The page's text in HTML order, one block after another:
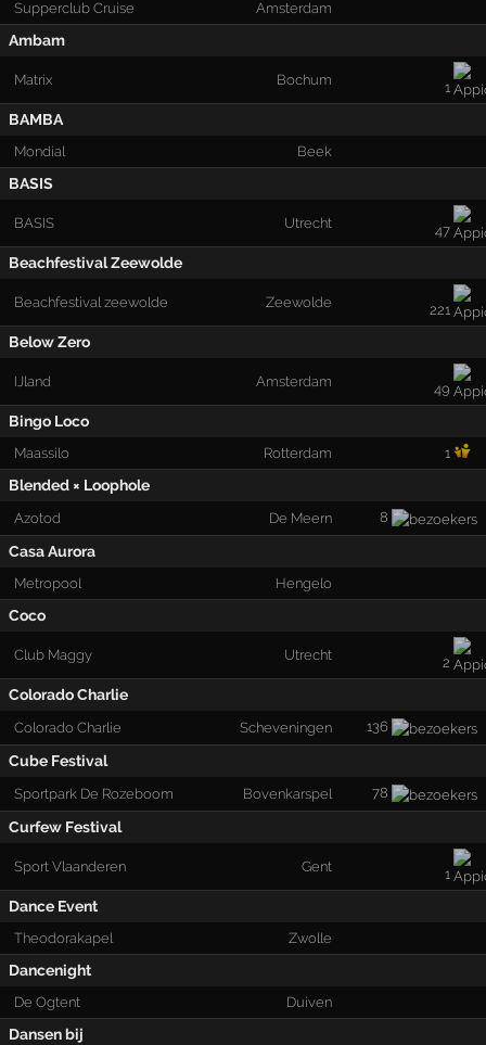
Supperclub Cruise Amsterdam
Ambam
Matrix Bochum 1
BAMBA
Mondial Beek
BASIS
BASIS Utrecht 47
Beachfestival Zeewolde
Beachfestival zeewolde Zeewolde 221
Below Zero
IJland Amsterdam 49
Bingo Loco
Maassilo Rotterdam 1
Blended × Loophole
Azotod De Meern 8
Casa Aurora
Metropool Hengelo
Coco
Club Maggy Utrecht 2
Colorado Charlie
Colorado Charlie Scheveningen 136
Cube Festival
Sportpark De Rozeboom Bovenkarspel 78
Curfew Festival
Sport Vlaanderen Gent 1
Dance Event
Theodorakapel Zwolle
Dancenight
De Ogtent Duiven
Dansen bij